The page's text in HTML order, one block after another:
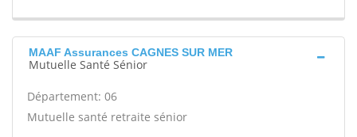
MAAF Assurances CAGNES SUR MER
Mutuelle Santé Sénior
Département: 06
Mutuelle santé retraite sénior